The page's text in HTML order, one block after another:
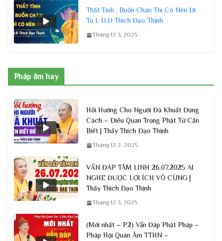
Thất Tình , Buồn Chán Thì Có Nên Đi
Tu L Đ,Đ Thích Đạo Thịnh
Tháng 12 3, 2025
Pháp âm hay
Hồi Hướng Cho Người Đã Khuất Đúng
Cách – Điều Quan Trọng Phật Tử Cần
Biết | Thầy Thích Đạo Thịnh
Tháng 12 2, 2025
VẤN ĐÁP TÂM LINH 26.07.2025 AI
NGHE ĐƯỢC LỢI ÍCH VÔ CÙNG |
Thầy Thích Đạo Thịnh
Tháng 12 3, 2025
(Mới nhất – P2) Vấn Đáp Phật Pháp –
Pháp Hội Quán Âm TTHN –